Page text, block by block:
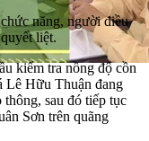
năng, người điều
liệt.
kiểm tra nồng độ cồn
Lê Hữu Thuận đang
sau đó tiếp tục
Sơn trên quãng